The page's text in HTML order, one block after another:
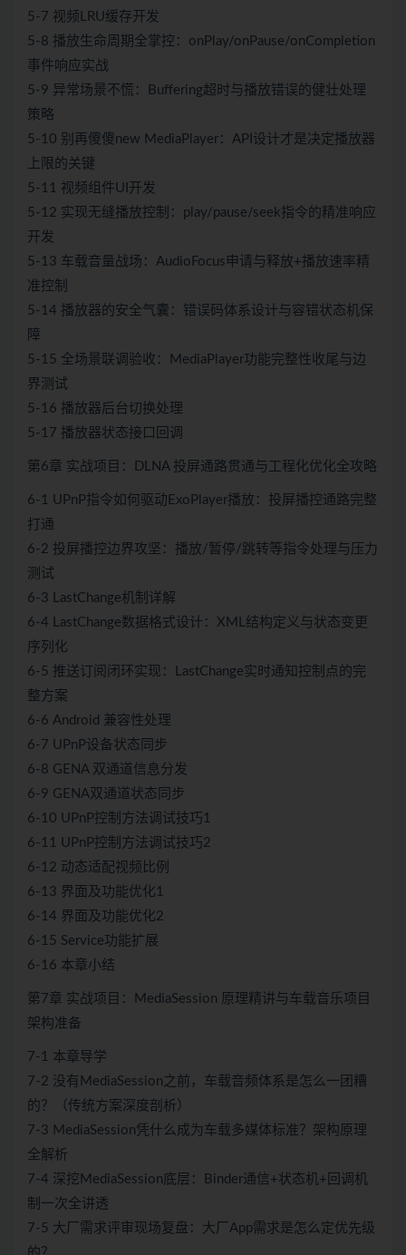
5-7 视频LRU缓存开发
5-8 播放生命周期全掌控：onPlay/onPause/onCompletion
事件响应实战
5-9 异常场景不慌：Buffering超时与播放错误的健壮处理
策略
5-10 别再傻傻new MediaPlayer：API设计才是决定播放器
上限的关键
5-11 视频组件UI开发
5-12 实现无缝播放控制：play/pause/seek指令的精准响应
开发
5-13 车载音量战场：AudioFocus申请与释放+播放速率精
准控制
5-14 播放器的安全气囊：错误码体系设计与容错状态机保
障
5-15 全场景联调验收：MediaPlayer功能完整性收尾与边
界测试
5-16 播放器后台切换处理
5-17 播放器状态接口回调
第6章 实战项目：DLNA 投屏通路贯通与工程化优化全攻略
6-1 UPnP指令如何驱动ExoPlayer播放：投屏播控通路完整
打通
6-2 投屏播控边界攻坚：播放/暂停/跳转等指令处理与压力
测试
6-3 LastChange机制详解
6-4 LastChange数据格式设计：XML结构定义与状态变更
序列化
6-5 推送订阅闭环实现：LastChange实时通知控制点的完
整方案
6-6 Android 兼容性处理
6-7 UPnP设备状态同步
6-8 GENA 双通道信息分发
6-9 GENA双通道状态同步
6-10 UPnP控制方法调试技巧1
6-11 UPnP控制方法调试技巧2
6-12 动态适配视频比例
6-13 界面及功能优化1
6-14 界面及功能优化2
6-15 Service功能扩展
6-16 本章小结
第7章 实战项目：MediaSession 原理精讲与车载音乐项目
架构准备
7-1 本章导学
7-2 没有MediaSession之前，车载音频体系是怎么一团糟
的？（传统方案深度剖析）
7-3 MediaSession凭什么成为车载多媒体标准？架构原理
全解析
7-4 深挖MediaSession底层：Binder通信+状态机+回调机
制一次全讲透
7-5 大厂需求评审现场复盘：大厂App需求是怎么定优先级